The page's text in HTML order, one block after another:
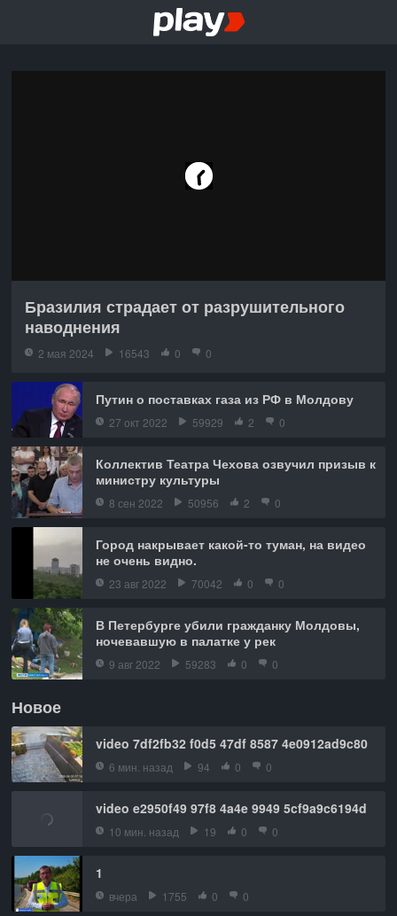
Бразилия страдает от разрушительного
наводнения
2 мая 2024 16543 0 0
Путин о поставках газа из РФ в Молдову
27 окт 2022 59929 2 0
Коллектив Театра Чехова озвучил призыв к
министру культуры
8 сен 2022 50956 2 0
Город накрывает какой-то туман, на видео
не очень видно.
23 авг 2022 70042 0 0
В Петербурге убили гражданку Молдовы,
ночевавшую в палатке у рек
9 авг 2022 59283 0 0
Новое
video 7df2fb32 f0d5 47df 8587 4e0912ad9c80
6 мин. назад 94 0 0
video e2950f49 97f8 4a4e 9949 5cf9a9c6194d
10 мин. назад 19 0 0
1
вчера 1755 0 0